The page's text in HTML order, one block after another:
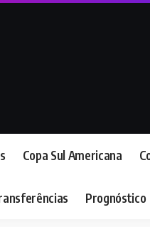
Copa Sul Americana
Prognóstico